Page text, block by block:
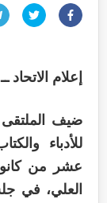
إعلام الاتحاد
ضيف الملتقى
للأدباء
العلي، في